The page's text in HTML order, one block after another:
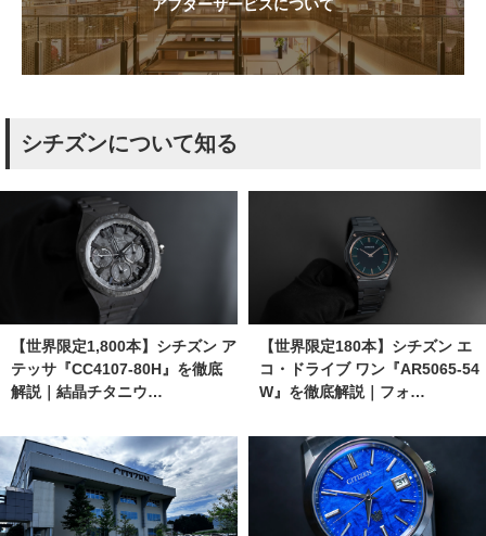
アフターサービスについて
シチズンについて知る
【世界限定1,800本】シチズン ア
テッサ『CC4107-80H』を徹底
解説｜結晶チタニウ…
【世界限定180本】シチズン エ
コ・ドライブ ワン『AR5065-54
W』を徹底解説｜フォ…